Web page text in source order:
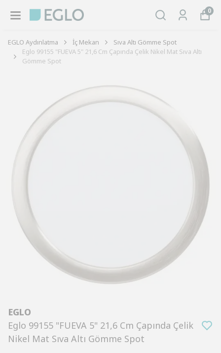
0
EGLO Aydınlatma İç Mekan
Sıva Altı Gömme Spot
Eglo 99155 "FUEVA 5" 21,6 Cm Çapında Çelik Nikel Mat Sıva Altı
Gömme Spot
EGLO
Eglo 99155 "FUEVA 5" 21,6 Cm Çapında Çelik
Nikel Mat Sıva Altı Gömme Spot